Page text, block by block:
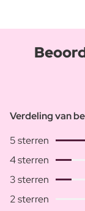
Verdeling van
5 sterren
4 sterren
3 sterren
2 sterren